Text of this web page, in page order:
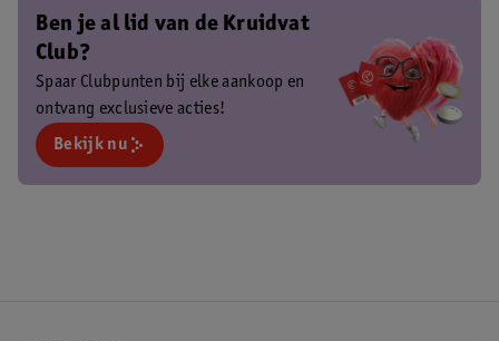
Ben je al lid van de Kruidvat
Club?
Spaar Clubpunten bij elke aankoop en
ontvang exclusieve acties!
Bekijk nu